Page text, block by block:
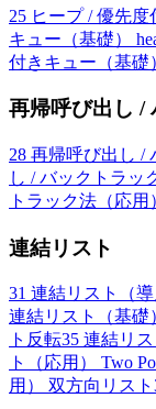
25 ヒープ / 優先度
キュー（基礎）
付きキュー（基礎
再帰呼び出し /
28 再帰呼び出し /
し / バックトラッ
トラック法（応
連結リスト
31 連結リスト（導
連結リスト（基礎
ト反転35 連結リ
ト（応用） Two
用） 双方向リスト